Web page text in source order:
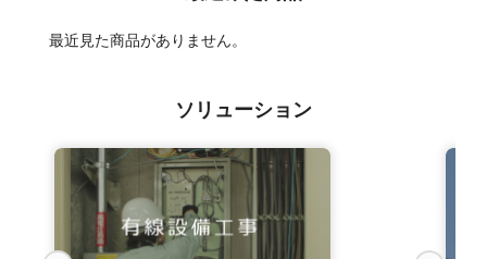
最近見た商品がありません。
ソリューション